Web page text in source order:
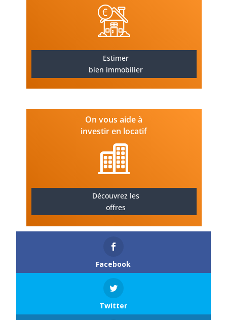
Estimer
bien immobilier
On vous aide à
investir en locatif
Découvrez les
offres
Facebook
Twitter